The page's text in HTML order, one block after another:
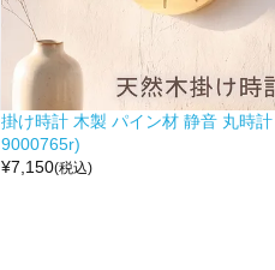
掛け時計 木製 パイン材 静音 丸時
9000765r)
¥7,150(税込)